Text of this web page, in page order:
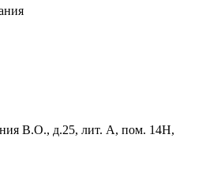
В.О., д.25, лит. А, пом. 14Н,